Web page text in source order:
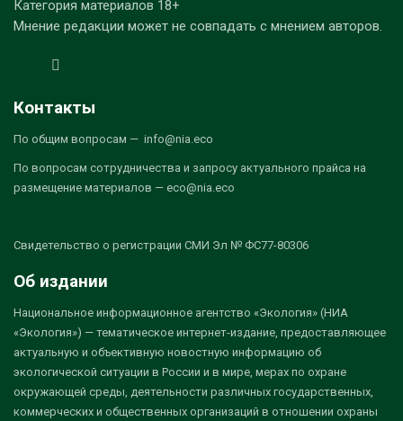
Категория материалов 18+
Мнение редакции может не совпадать с мнением авторов.
Контакты
По общим вопросам — info@nia.eco
По вопросам сотрудничества и запросу актуального прайса на
размещение материалов — eco@nia.eco
Свидетельство о регистрации СМИ Эл № ФС77-80306
Об издании
Национальное информационное агентство «Экология» (НИА
«Экология») — тематическое интернет-издание, предоставляющее
актуальную и объективную новостную информацию об
экологической ситуации в России и в мире, мерах по охране
окружающей среды, деятельности различных государственных,
коммерческих и общественных организаций в отношении охраны